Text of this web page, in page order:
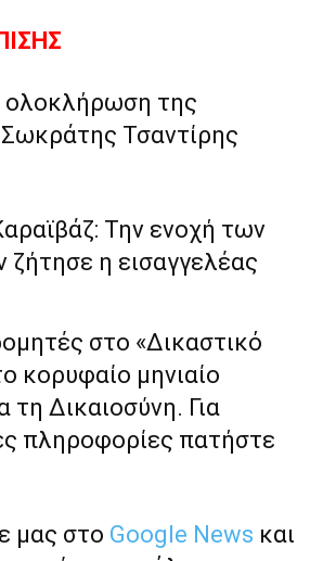
της
Τσαντίρης
Την ενοχή των
η εισαγγελέας
στο «Δικαστικό
κορυφαίο μηνιαίο
τη Δικαιοσύνη. Για
πληροφορίες πατήστε
μας στο Google News και